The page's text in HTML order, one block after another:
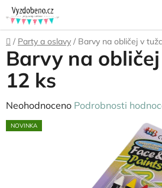
Přejít
na
obsah
Domů
/ Party a oslavy / Barvy na obličej v
Barvy na
12 ks
Průměrné
hodnocení
Neohodnoceno Podrobnosti
NOVINKA